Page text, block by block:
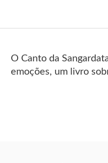
O Canto da
emoções, um livro